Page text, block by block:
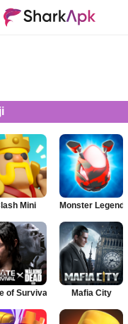
Mini Monster Legends
of Survival Mafia City